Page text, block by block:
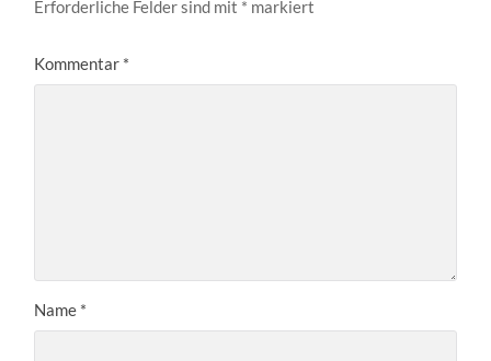
Erforderliche Felder sind mit * markiert
Kommentar *
Name *